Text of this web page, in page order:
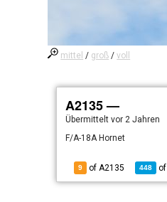
mittel / groß /voll
A2135 —
Übermitteltvor 2 Jahren
F/A-18A Hornet
9 of A2135 448 of